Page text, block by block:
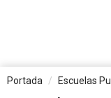
Portada Escuelas